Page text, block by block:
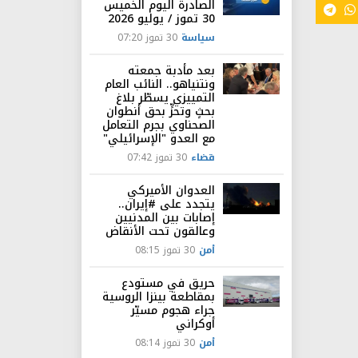
الصادرة اليوم الخميس
30 تموز / يوليو 2026
سياسة 30 تموز 07:20
بعد مأدبة جمعته
ونتنياهو.. النائب العام
التمييزي يسطّر بلاغ
بحثٍ وتحرٍّ بحق أنطوان
الصحناوي بجرم التعامل
مع العدو "الإسرائيلي"
قضاء 30 تموز 07:42
العدوان الأميركي
يتجدد على #إيران..
إصابات بين المدنيين
وعالقون تحت الأنقاض
أمن 30 تموز 08:15
حريق في مستودع
بمقاطعة بينزا الروسية
جراء هجوم مسيّر
أوكراني
أمن 30 تموز 08:14